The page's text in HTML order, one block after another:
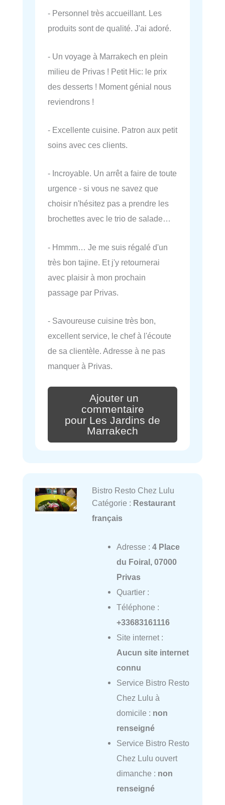
- Personnel très accueillant. Les
produits sont de qualité. J'ai adoré.
- Un voyage à Marrakech en plein
milieu de Privas ! Petit Hic: le prix
des desserts ! Moment génial nous
reviendrons !
- Excellente cuisine. Patron aux petit
soins avec ces clients.
- Incroyable. Un arrêt a faire de toute
urgence - si vous ne savez que
choisir n'hésitez pas a prendre les
brochettes avec le trio de salade…
- Hmmm… Je me suis régalé d'un
très bon tajine. Et j'y retournerai
avec plaisir à mon prochain
passage par Privas.
- Savoureuse cuisine très bon,
excellent service, le chef à l'écoute
de sa clientèle. Adresse à ne pas
manquer à Privas.
Ajouter un
commentaire
pour Les Jardins de
Marrakech
Bistro Resto Chez Lulu
Catégorie : Restaurant
français
Adresse : 4 Place
du Foiral, 07000
Privas
Quartier :
Téléphone :
+33683161116
Site internet :
Aucun site internet
connu
Service Bistro Resto
Chez Lulu à
domicile : non
renseigné
Service Bistro Resto
Chez Lulu ouvert
dimanche : non
renseigné